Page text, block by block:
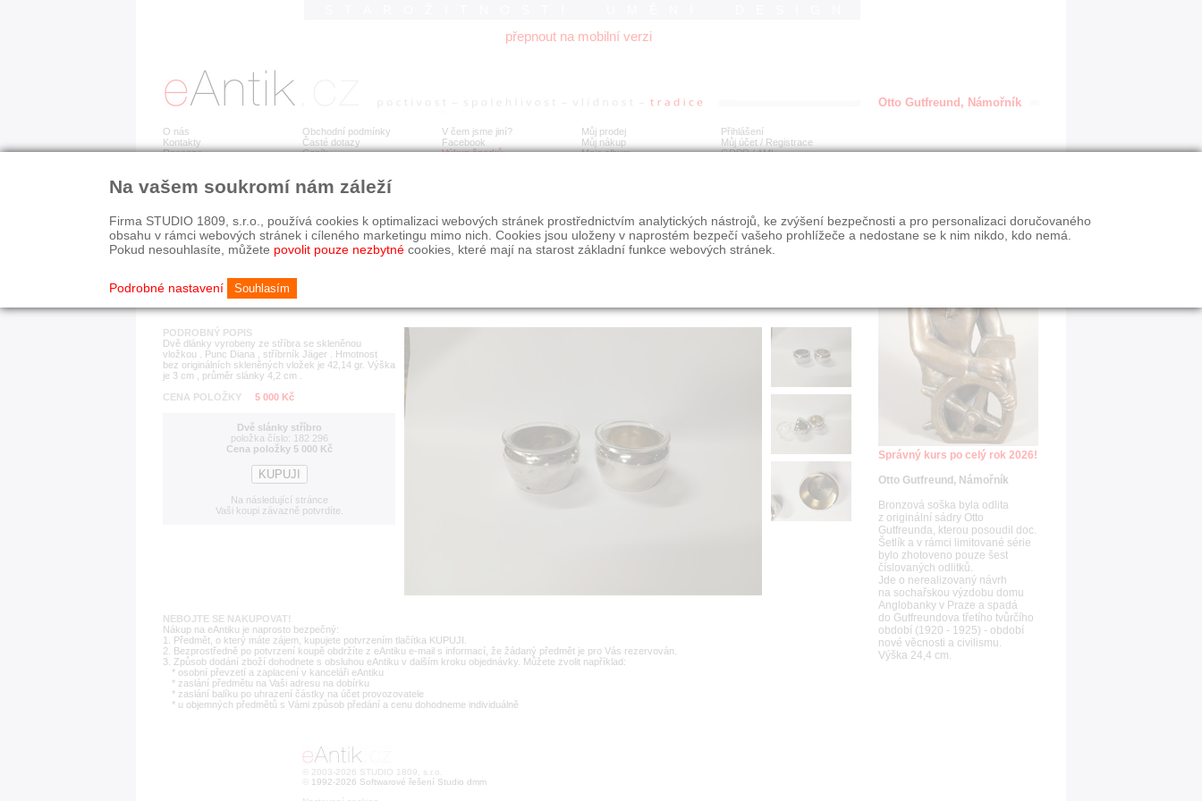
přepnout na mobilní verzi
O nás
Kontakty
Recenze
Obchodní podmínky
Časté dotazy
Ceník
V čem jsme jiní?
Facebook
Výkup šperků
Můj prodej
Můj nákup
Moje album
Přihlášení
Můj účet / Registrace
GDPR/AML
Detail položky č. 182 296 Dvě slánky stříbro
PODROBNÝ POPIS
Dvě dlánky vyrobeny ze stříbra se skleněnou
vložkou . Punc Diana , stříbrník Jäger . Hmotnost
bez originálních skleněných vložek je 42,14 gr. Výška
je 3 cm , průměr slánky 4,2 cm .
CENA POLOŽKY
5 000 Kč
Dvě slánky stříbro
položka číslo: 182 296
Cena položky 5 000 Kč
Na následující stránce
Vaši koupi závazně potvrdíte.
NEBOJTE SE NAKUPOVAT!
Nákup na eAntiku je naprosto bezpečný:
1. Předmět, o který máte zájem, kupujete potvrzením tlačítka KUPUJI.
2. Bezprostředně po potvrzení koupě obdržíte z eAntiku e-mail s informací, že žádaný předmět je pro Vás rezervován.
3. Způsob dodání zboží dohodnete s obsluhou eAntiku v dalším kroku objednávky. Můžete zvolit například:
* osobní převzetí a zaplacení v kanceláři eAntiku
* zaslání předmětu na Vaši adresu na dobírku
* zaslání balíku po uhrazení částky na účet provozovatele
* u objemných předmětů s Vámi způsob předání a cenu dohodneme individuálně
© 2003-2026 STUDIO 1809, s.r.o.
1992-2026 Softwarové řešení Studio dmm
Otto Gutfreund, Námořník
Správný kurs po celý rok 2026!
Otto Gutfreund, Námořník
Bronzová soška byla odlita
z originální sádry Otto
Gutfreunda, kterou posoudil doc.
Šetlík a v rámci limitované série
bylo zhotoveno pouze šest
číslovaných odlitků.
Jde o nerealizovaný návrh
na sochařskou výzdobu domu
Anglobanky v Praze a spadá
do Gutfreundova třetího tvůrčího
období (1920 - 1925) - období
nové věcnosti a civilismu.
Výška 24,4 cm.
Na vašem soukromí nám záleží
Firma STUDIO 1809, s.r.o., používá cookies k optimalizaci webových stránek prostřednictvím analytických nástrojů, ke zvýšení bezpečnosti a pro personalizaci doručovaného
obsahu v rámci webových stránek i cíleného marketingu mimo nich. Cookies jsou uloženy v naprostém bezpečí vašeho prohlížeče a nedostane se k nim nikdo, kdo nemá.
Pokud nesouhlasíte, můžete povolit pouze nezbytné cookies, které mají na starost základní funkce webových stránek.
Podrobné nastavení Souhlasím